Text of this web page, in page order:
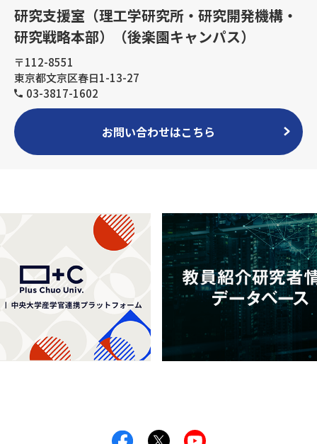
研究支援室（理工学研究所・研究開発機構・
研究戦略本部）（後楽園キャンパス）
〒112-8551
東京都文京区春日1-13-27
03-3817-1602
お問い合わせはこちら